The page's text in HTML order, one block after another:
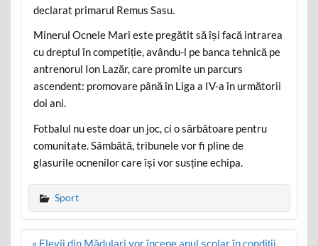
declarat primarul Remus Sasu.
Minerul Ocnele Mari este pregătit să își facă intrarea
cu dreptul în competiție, avându-l pe banca tehnică pe
antrenorul Ion Lazăr, care promite un parcurs
ascendent: promovare până în Liga a IV-a în următorii
doi ani.
Fotbalul nu este doar un joc, ci o sărbătoare pentru
comunitate. Sâmbătă, tribunele vor fi pline de
glasurile ocnenilor care își vor susține echipa.
Sport
Post
« Elevii din Mădulari vor începe anul școlar în condiții